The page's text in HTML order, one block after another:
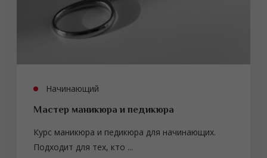
Начинающий
Маcтер маникюра и педикюра
Курс маникюра и педикюра для начинающих.
Подходит для тех, кто ...